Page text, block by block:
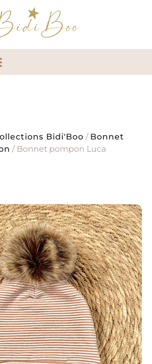
Bidi'Boo / Bonnet
/ Bonnet pompon Luca